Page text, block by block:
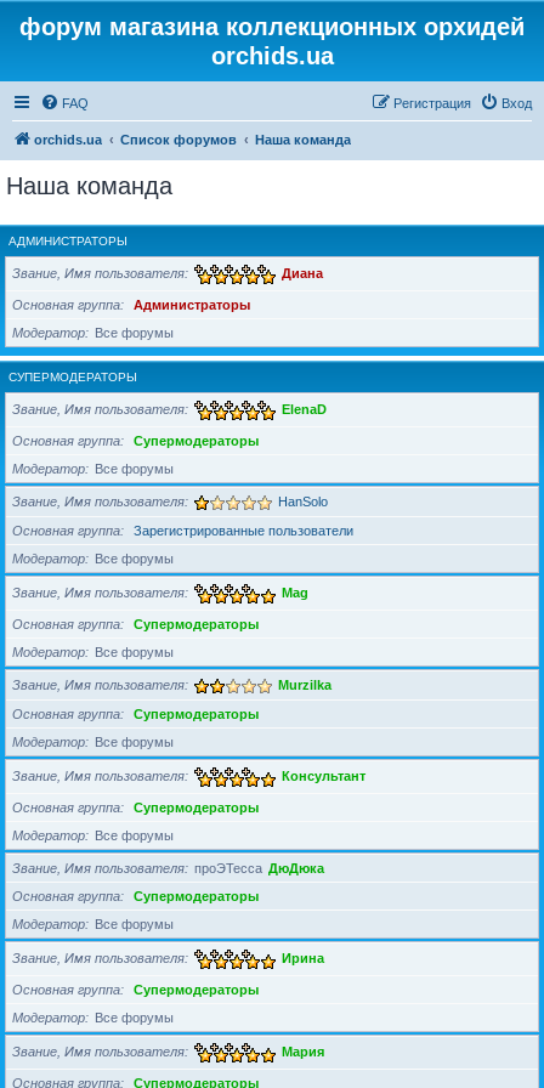
форум магазина коллекционных орхидей
orchids.ua
FAQ Вход
Регистрация
orchids.ua Список форумов Наша команда
Наша команда
АДМИНИСТРАТОРЫ
Звание, Имя пользователя Диана
Основная группа
Администраторы
Модератор
Все форумы
СУПЕРМОДЕРАТОРЫ
Звание, Имя пользователя ElenaD
Основная группа
Супермодераторы
Модератор
Все форумы
Звание, Имя пользователя HanSolo
Основная группа
Зарегистрированные пользователи
Модератор
Все форумы
Звание, Имя пользователя Mag
Основная группа
Супермодераторы
Модератор
Все форумы
Звание, Имя пользователя Murzilka
Основная группа
Супермодераторы
Модератор
Все форумы
Звание, Имя пользователя Консультант
Основная группа
Супермодераторы
Модератор
Все форумы
Звание, Имя пользователя проЭТесса ДюДюка
Основная группа
Супермодераторы
Модератор
Все форумы
Звание, Имя пользователя Ирина
Основная группа
Супермодераторы
Модератор
Все форумы
Звание, Имя пользователя Мария
Основная группа Супермодераторы